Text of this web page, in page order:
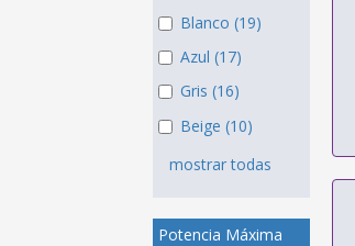
Blanco (19)
Azul (17)
Gris (16)
Beige (10)
mostrar todas
Potencia Máxima